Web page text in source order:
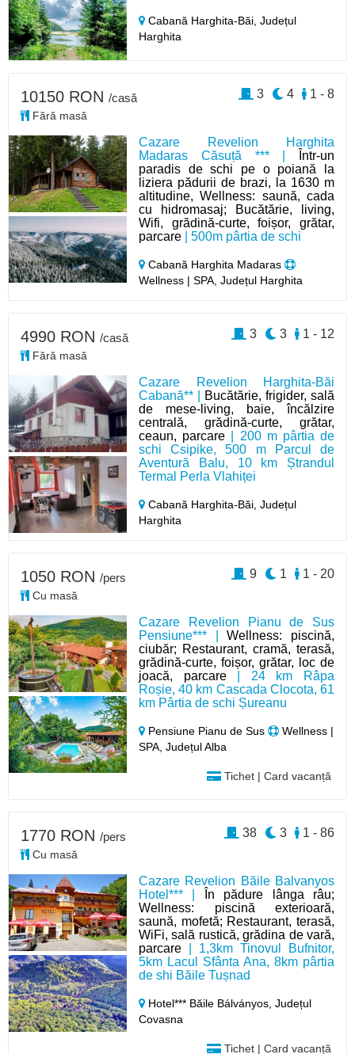
Cabană Harghita-Băi,Județul
Harghita
Cazare Revelion Harghita
Madaras Căsuță *** |
Într-un
paradis de schi pe o poiană la
liziera pădurii de brazi, la 1630 m
altitudine, Wellness: saună, cada
cu hidromasaj; Bucătărie, living,
Wifi, grădină-curte, foișor, grătar,
parcare | 500m pârtia de schi
Cabană Harghita Madaras
Wellness | SPA, Județul Harghita
10150 RON /casă
Fără masă
1 - 8
4
3
Cazare Revelion Harghita-Băi
Cabană** |
Bucătărie, frigider, sală
de mese-living, baie, încălzire
centrală, grădină-curte, grătar,
ceaun, parcare | 200 m pârtia de
schi Csipike, 500 m Parcul de
Aventură Balu, 10 km Ștrandul
Termal Perla Vlahiței
Cabană Harghita-Băi,Județul
Harghita
4990 RON /casă
Fără masă
1 - 12
3
3
Cazare Revelion Pianu de Sus
Pensiune*** |Wellness: piscină,
ciubăr; Restaurant, cramă, terasă,
grădină-curte, foișor, grătar, loc de
joacă, parcare| 24 km Râpa
Roșie, 40 km Cascada Clocota, 61
km Pârtia de schi Șureanu
Pensiune Pianu de Sus
Wellness |
SPA, Județul Alba
Tichet | Card vacanță
1050 RON /pers
Cu masă
1 - 20
1
9
Cazare Revelion Băile Balvanyos
Hotel*** |
În pădure lânga râu;
Wellness: piscină exterioară,
saună, mofetă; Restaurant, terasă,
WiFi, sală rustică, grădina de vară,
parcare | 1,3km Tinovul Bufnitor,
5km Lacul Sfânta Ana, 8km pârtia
de shi Băile Tușnad
Hotel*** Băile Bálványos,Județul
Covasna
Tichet | Card vacanță
1770 RON /pers
Cu masă
1 - 86
3
38